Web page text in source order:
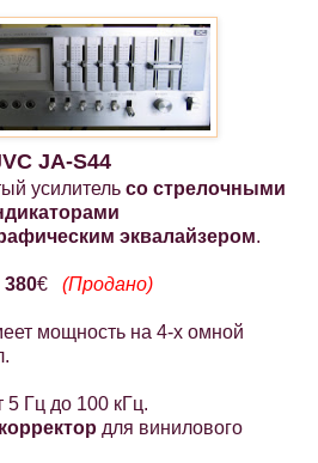
JA-S44
усилитель со стрелочными
эквалайзером.
380€ (Продано)
мощность на 4-х омной
5 Гц до 100 кГц.
для винилового